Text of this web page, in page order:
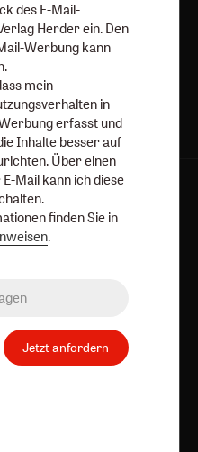
Jetzt anmelden
Impressum
des E-Mail-
Herder ein. Den
Werbung kann
mein
in
erfasst und
Inhalte besser auf
Über einen
Mail kann ich diese
finden Sie in
.
Jetzt anfordern